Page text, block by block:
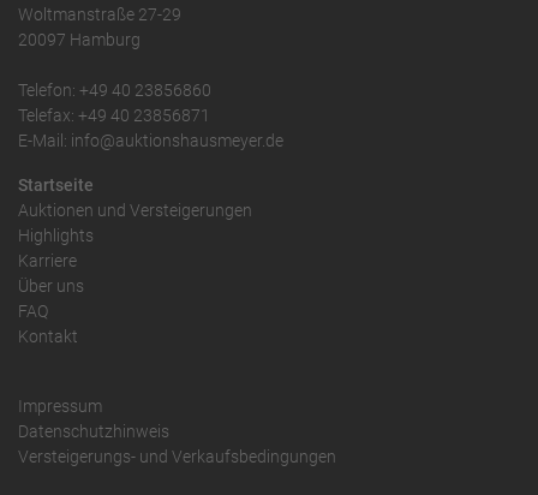
Woltmanstraße 27-29
20097 Hamburg
Telefon: +49 40 23856860
Telefax: +49 40 23856871
E-Mail: info@auktionshausmeyer.de
Startseite
Auktionen und Versteigerungen
Highlights
Karriere
Über uns
FAQ
Kontakt
Impressum
Datenschutzhinweis
Versteigerungs- und Verkaufsbedingungen